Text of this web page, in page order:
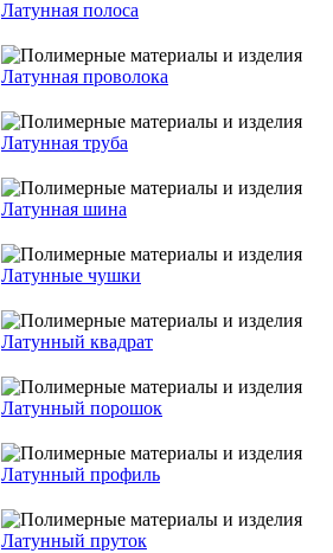
Латунная полоса
Латунная проволока
Латунная труба
Латунная шина
Латунные чушки
Латунный квадрат
Латунный порошок
Латунный профиль
Латунный пруток